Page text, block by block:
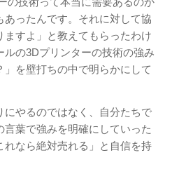
あったんです。それに対して協
ますよ」と教えてもらったわけ
ルの3Dプリンターの技術の強み
」を壁打ちの中で明らかにして
にやるのではなく、自分たちで
葉で強みを明確にしていった
れなら絶対売れる」と自信を持